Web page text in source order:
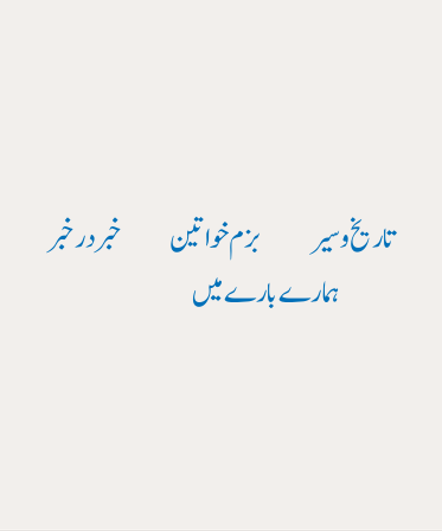
تاریخ وسیر بزم خواتین خبر در خبر
ہمارے بارے میں